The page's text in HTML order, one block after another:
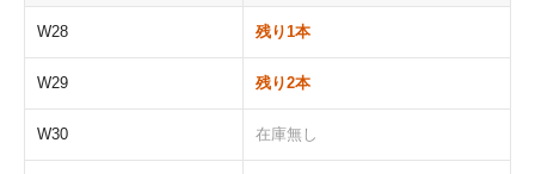
W28 残り1本
W29 残り2本
W30 在庫無し